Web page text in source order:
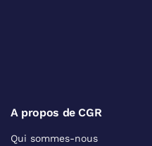
A propos de CGR
Qui sommes-nous